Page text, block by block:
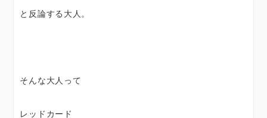
と反論する大人。
そんな大人って
レッドカード